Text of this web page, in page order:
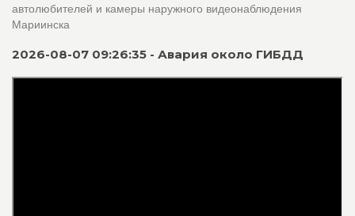
автолюбителей и камеры наружного видеонаблюдения
Мариинска
2026-08-07 09:26:35 - Авария около ГИБДД